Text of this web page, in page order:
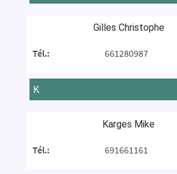
Gilles Christophe
Tél.: 661280987
K
Karges Mike
Tél.: 691661161